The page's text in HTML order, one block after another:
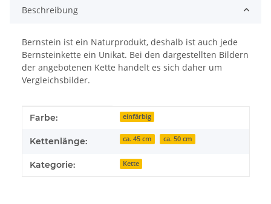
Beschreibung
Bernstein ist ein Naturprodukt, deshalb ist auch jede
Bernsteinkette ein Unikat. Bei den dargestellten Bildern
der angebotenen Kette handelt es sich daher um
Vergleichsbilder.
Produkteigenschaft
Wert
Farbe: einfärbig
Kettenlänge: ca. 45 cm ca. 50 cm
Kategorie: Kette